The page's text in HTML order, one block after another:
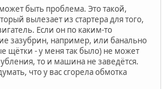
быть проблема. Это такой,
вылезает из стартера для того,
Если он по каким-то
зазубрин, например, или банально
щётки - у меня так было) не может
то и машина не заведётся.
что у вас сгорела обмотка